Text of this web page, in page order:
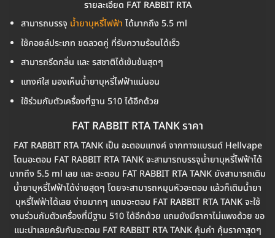
รายละเอียด FAT RABBIT RTA
สามารถบรรจุ น้ำยาบุหรี่ไฟฟ้า ได้มากถึง 5.5 ml
ใช้คอยล์ประเภท ขดลวดคู่ ที่รับความร้อนได้เร็ว
สามารถรีดกลิ่น และ รสชาติได้เข้มข้นสุดๆ
แทงค์ใส มองเห็นน้ำยาบุหรี่ไฟฟ้าแน่นอน
ใช้ร่วมกับตัวเครื่องที่ฐาน 510 ได้อีกด้วย
FAT RABBIT RTA TANK ราคา
FAT RABBIT RTA TANK เป็น อะตอมแทงค์ จากทางแบรนด์ Hellvape
โดนอะตอม FAT RABBIT RTA TANK จะสามารถบรรจุน้ำยาบุหรี่ไฟฟ้าได้
มากถึง 5.5 ml เลย และ อะตอม FAT RABBIT RTA TANK ยังสามารถเติม
น้ำยาบุหรี่ไฟฟ้าได้ง่ายสุดๆ โดยจะสามารถหมุนหัวอะตอม แล้วก็เติมน้ำยา
บุหรี่ไฟฟ้าได้เลย ง่ายมากๆ แถมอะตอม FAT RABBIT RTA TANK จะใช้
งานร่วมกับตัวเครื่องที่มีฐาน 510 ได้อีกด้วย แถมยังมีราคาไม่แพงด้วย ขอ
แนะนำเลยครับกับอะตอม FAT RABBIT RTA TANK คุ้มค่า คุ้มราคาสุดๆ